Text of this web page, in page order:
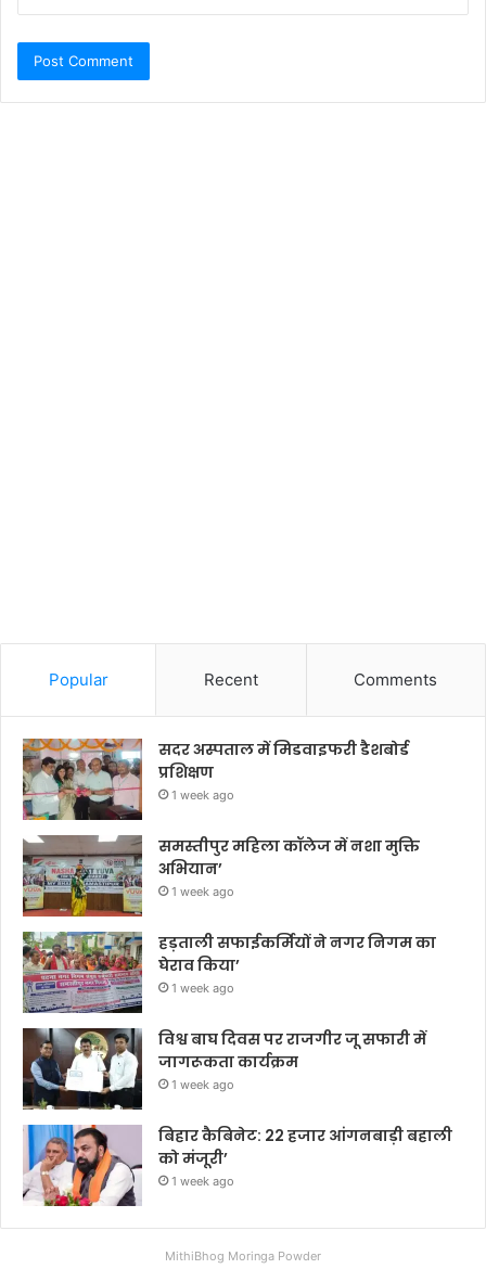
Popular Recent Comments
सदर अस्पताल में मिडवाइफरी डैशबोर्ड
प्रशिक्षण
1 week ago
समस्तीपुर महिला कॉलेज में नशा मुक्ति
अभियान’
1 week ago
हड़ताली सफाईकर्मियों ने नगर निगम का
घेराव किया’
1 week ago
विश्व बाघ दिवस पर राजगीर जू सफारी में
जागरूकता कार्यक्रम
1 week ago
बिहार कैबिनेट: 22 हजार आंगनबाड़ी बहाली
को मंजूरी’
1 week ago
MithiBhog Moringa Powder